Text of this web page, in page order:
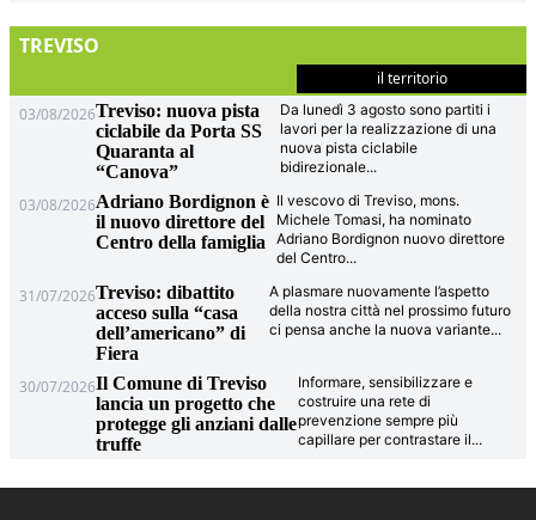
TREVISO
il territorio
03/08/2026Treviso: nuova pista
ciclabile da Porta SS
Quaranta al
“Canova”
Da lunedì 3 agosto sono partiti i
lavori per la realizzazione di una
nuova pista ciclabile
bidirezionale...
03/08/2026Adriano Bordignon è
il nuovo direttore del
Centro della famiglia
Il vescovo di Treviso, mons.
Michele Tomasi, ha nominato
Adriano Bordignon nuovo direttore
del Centro...
31/07/2026Treviso: dibattito
acceso sulla “casa
dell’americano” di
Fiera
A plasmare nuovamente l’aspetto
della nostra città nel prossimo futuro
ci pensa anche la nuova variante...
30/07/2026Il Comune di Treviso
lancia un progetto che
protegge gli anziani dalle
truffe
Informare, sensibilizzare e
costruire una rete di
prevenzione sempre più
capillare per contrastare il...